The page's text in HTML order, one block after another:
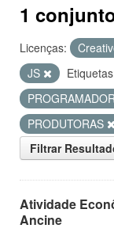
1
Licenças:
JS
PRODUTORAS
Filtrar
Atividade
Ancine